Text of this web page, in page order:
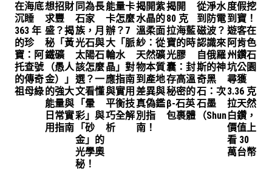
在海底
沉睡
363 年
的珍
寶：阿
托查號
的傳奇
祖母綠
想招財
求豐
盛？揭
秘「黃
鐵礦
（愚人
金）」
的強大
能量與
日常實
用指南
同為長
石家
族，月
光石與
太陽石
該怎麼
選？一
文看懂
「暈
彩」與
「砂
金」的
光學奧
秘！
能量卡
卡怎麼
辦？7
大「脈
輪水
晶」對
應指南
與實用
平衡技
巧全解
析
揭開紫
水晶的
溫柔面
紗：從
天然礦
物本質
到產地
差異與
真偽鑑
別指
南！
揭開
80 克
拉海藍
寶的時
光膠
囊：封
存高溫
秘密的
β-石英
包裹體
從淨水
到防電
磁波？
認識來
自俄羅
斯的神
奇黑
石：次
石墨
（Shungite）
度假挖
到寶！
遊客在
阿肯色
州鑽石
坑公園
尋獲
3.36 克
拉天然
白鑽，
價值上
看 30
萬台幣